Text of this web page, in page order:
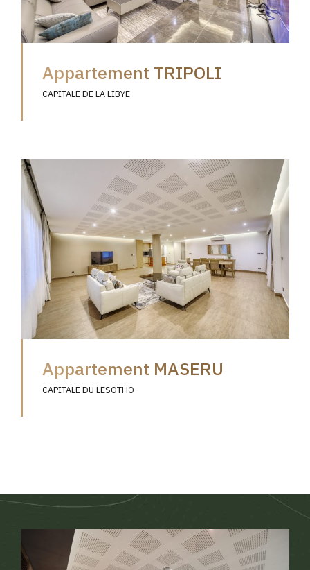
Appartement TRIPOLI
CAPITALE DE LA LIBYE
Appartement MASERU
CAPITALE DU LESOTHO